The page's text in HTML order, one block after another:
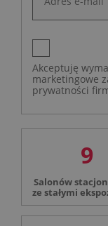
Akceptuję
marketingowe
prywatności
9
Salonów
ze stałymi